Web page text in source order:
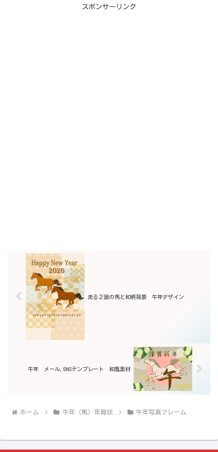
スポンサーリンク
走る２頭の馬と和柄背景 午年デザイン
午年 メール,SNSテンプレート 和風素材
ホーム 午年（馬）年賀状 午年写真フレーム